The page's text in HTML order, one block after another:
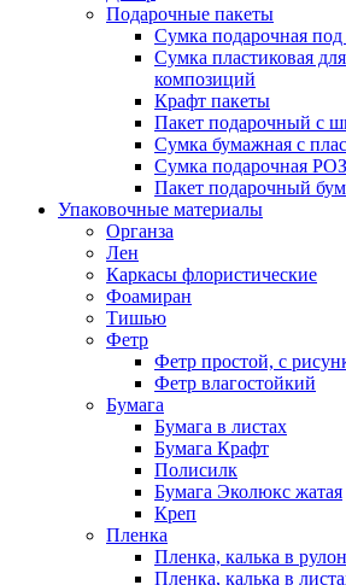
Подарочные пакеты
Сумка подарочная
Сумка пластиковая
композиций
Крафт пакеты
Пакет подарочный с
Сумка бумажная с
Сумка подарочная
Пакет подарочный
Упаковочные материалы
Органза
Лен
Каркасы флористические
Фоамиран
Тишью
Фетр
Фетр простой, с
Фетр влагостойкий
Бумага
Бумага в листах
Бумага Крафт
Полисилк
Бумага Эколюкс жатая
Креп
Пленка
Пленка, калька в
Пленка, калька в